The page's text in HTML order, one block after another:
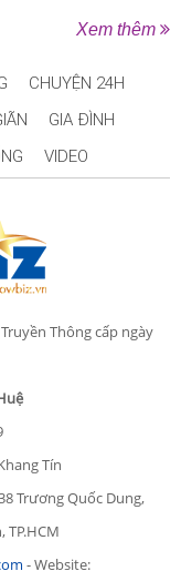
Xem thêm
CHUYỆN 24H
GIA ĐÌNH
VIDEO
Thông cấp ngày
Tín
Trương Quốc Dung,
- Website: